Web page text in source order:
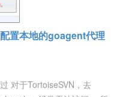
置本地的goagent代理
对于TortoiseSVN，去